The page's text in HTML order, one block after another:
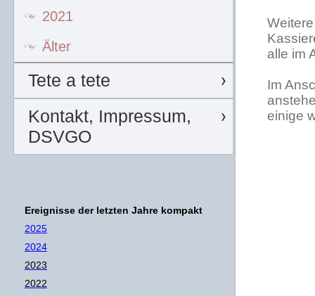
2021
Älter
Tete a tete
Kontakt, Impressum,
DSVGO
Ereignisse der letzten Jahre kompakt
2025
2024
2023
2022
alle im
Im
einige